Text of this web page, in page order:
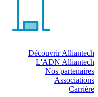
Découvrir Alliantech
L'ADN Alliantech
Nos partenaires
Associations
Carrière